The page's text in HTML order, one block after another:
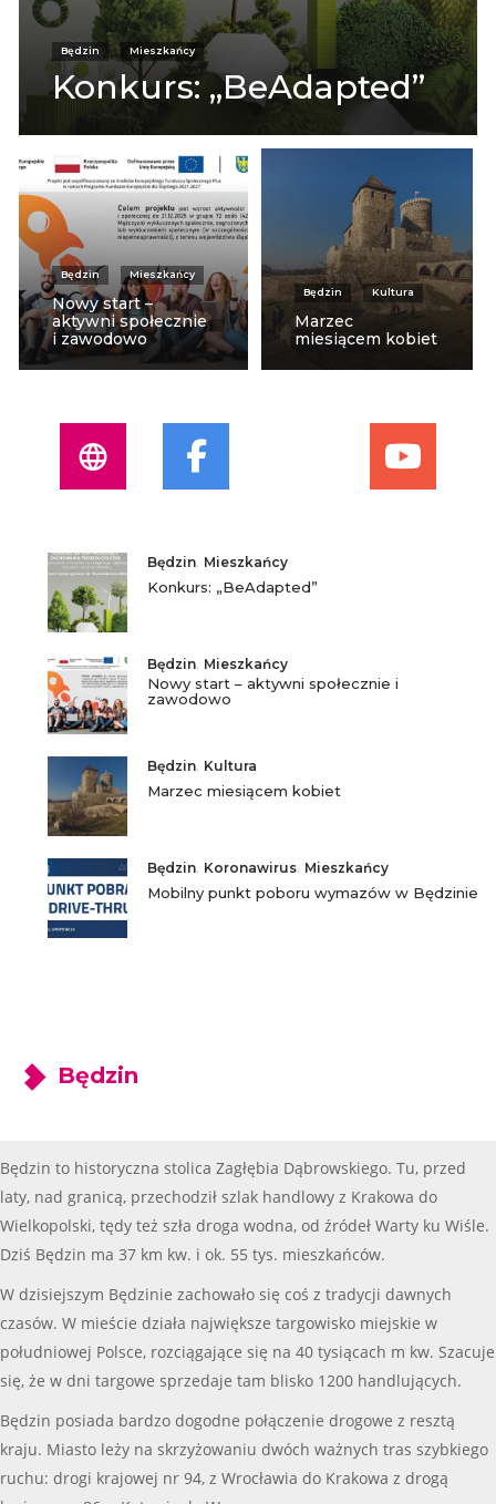
Będzin Mieszkańcy
Konkurs: „BeAdapted”
Będzin Mieszkańcy
Nowy start –
aktywni społecznie
i zawodowo
Będzin Kultura
Marzec
miesiącem kobiet
Będzin Mieszkańcy
Konkurs: „BeAdapted”
Będzin Mieszkańcy
Nowy start – aktywni społecznie i
zawodowo
Będzin Kultura
Marzec miesiącem kobiet
Będzin Koronawirus Mieszkańcy
Mobilny punkt poboru wymazów w Będzinie
Będzin
Będzin to historyczna stolica Zagłębia Dąbrowskiego. Tu, przed
laty, nad granicą, przechodził szlak handlowy z Krakowa do
Wielkopolski, tędy też szła droga wodna, od źródeł Warty ku Wiśle.
Dziś Będzin ma 37 km kw. i ok. 55 tys. mieszkańców.
W dzisiejszym Będzinie zachowało się coś z tradycji dawnych
czasów. W mieście działa największe targowisko miejskie w
południowej Polsce, rozciągające się na 40 tysiącach m kw. Szacuje
się, że w dni targowe sprzedaje tam blisko 1200 handlujących.
Będzin posiada bardzo dogodne połączenie drogowe z resztą
kraju. Miasto leży na skrzyżowaniu dwóch ważnych tras szybkiego
ruchu: drogi krajowej nr 94, z Wrocławia do Krakowa z drogą